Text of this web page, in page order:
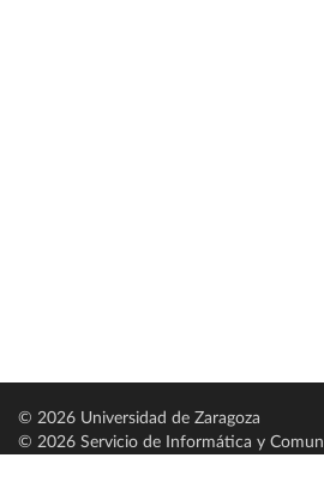
© 2026 Universidad de Zaragoza
© 2026 Servicio de Informática y